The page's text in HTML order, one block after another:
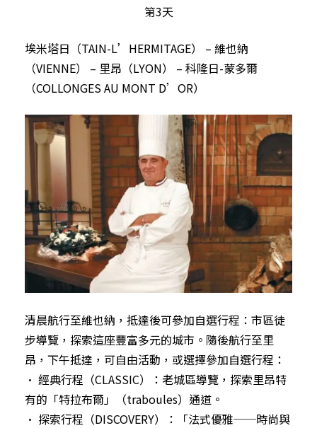
第3天
埃米塔日（TAIN-L’HERMITAGE） – 維也納
（VIENNE） – 里昂（LYON） – 科隆日-蒙多爾
（COLLONGES AU MONT D’OR）
清晨航行至維也納，抵達後可參加自選行程：市區徒
步導覽，探索這座豐富多元的城市。隨後航行至里
昂，下午抵達，可自由活動，或選擇參加自選行程：
• 經典行程（CLASSIC）：老城區導覽，探索里昂特
有的「特拉布爾」（traboules）通道。
• 探索行程（DISCOVERY）：「法式優雅──時尚與